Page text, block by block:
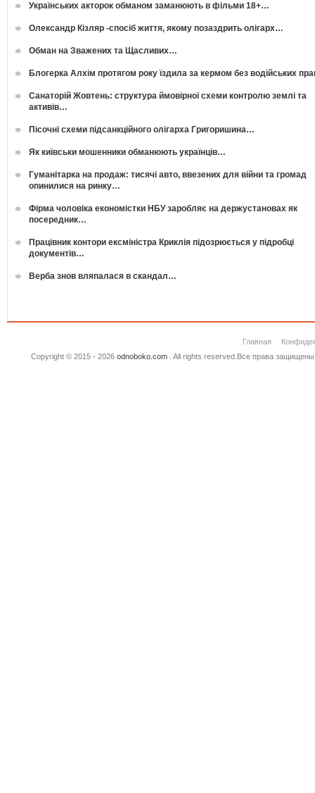
Українських акторок обманом заманюють в фільми 18+…
Олександр Кізляр -спосіб життя, якому позаздрить олігарх…
Обман на Зважених та Щасливих…
Блогерка Алхім протягом року їздила за кермом без водійських
Санаторій Жовтень: структура ймовірної схеми контролю землі та
активів…
Пісочні схеми підсанкційного олігарха Григоришина…
Як київськи мошенники обманюють українців…
Гуманітарка на продаж: тисячі авто, ввезених для війни та громад
опинилися на ринку…
Фірма чоловіка економістки НБУ заробляє на держустановах як
посередник…
Працівник контори ексміністра Криклія підозрюється у підробці
документів…
Верба знов вляпалася в скандал…
Главная
Copyright © 2015 - 2026 odnoboko.com. All rights reserved.Все права защищены.